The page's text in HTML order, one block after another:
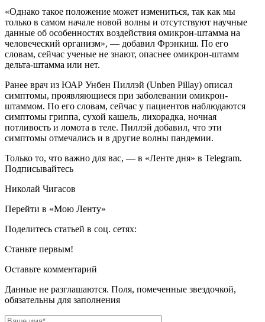
«Однако такое положение может измениться, так как мы
только в самом начале новой волны и отсутствуют научные
данные об особенностях воздействия омикрон-штамма на
человеческий организм», — добавил Фрэнкиш. По его
словам, сейчас ученые не знают, опаснее омикрон-штамм
дельта-штамма или нет.
Ранее врач из ЮАР Унбен Пиллэй (Unben Pillay) описал
симптомы, проявляющиеся при заболевании омикрон-
штаммом. По его словам, сейчас у пациентов наблюдаются
симптомы гриппа, сухой кашель, лихорадка, ночная
потливость и ломота в теле. Пиллэй добавил, что эти
симптомы отмечались и в другие волны пандемии.
Только то, что важно для вас, — в «Ленте дня» в Telegram.
Подписывайтесь
Николай Чигасов
Перейти в «Мою Ленту»
Поделитесь статьей в соц. сетях:
Станьте первым!
Оставьте комментарий
Данные не разглашаются. Поля, помеченные звездочкой,
обязательны для заполнения